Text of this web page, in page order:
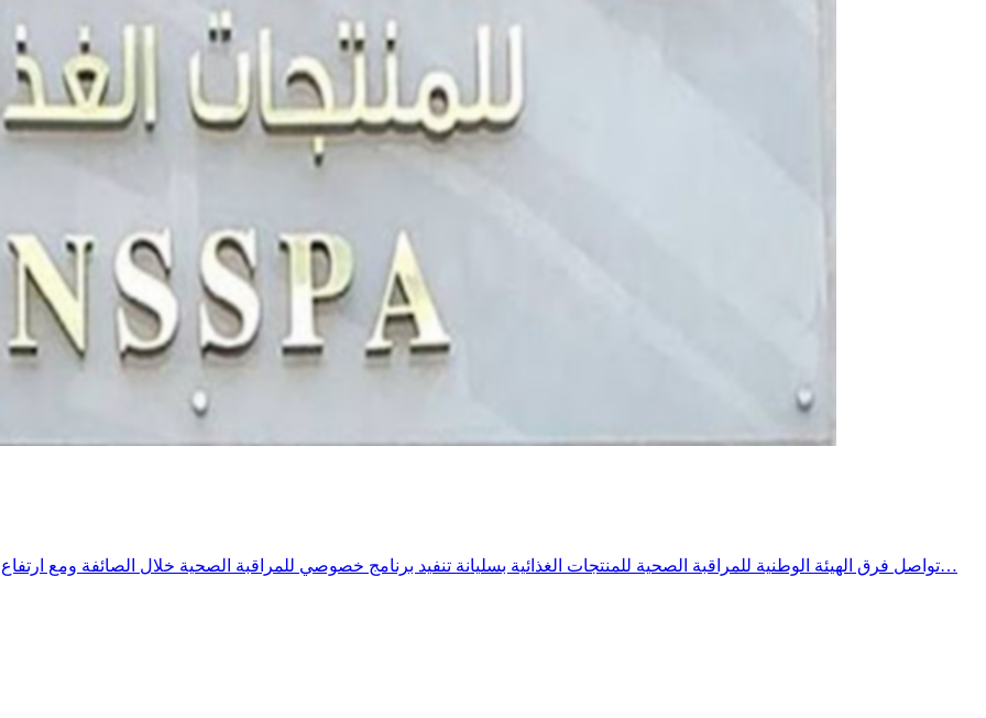
تواصل فرق الهيئة الوطنية للمراقبة الصحية للمنتجات الغذائية بسليانة تنفيد برنامج خصوصي للمراقبة الصحية خلال الصائفة ومع ارتفاع درجات يشمل المحلات المفتوحة للعموم وخاصة المطاعم محلات بيع…